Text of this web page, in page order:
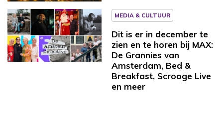
MEDIA & CULTUUR
Dit is er in december te
zien en te horen bij MAX:
De Grannies van
Amsterdam, Bed &
Breakfast, Scrooge Live
en meer